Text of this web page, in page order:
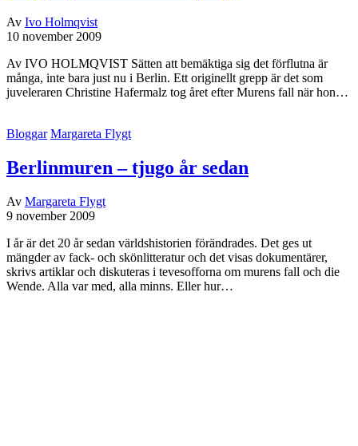
Av Ivo Holmqvist
10 november 2009
Av IVO HOLMQVIST Sätten att bemäktiga sig det förflutna är
många, inte bara just nu i Berlin. Ett originellt grepp är det som
juveleraren Christine Hafermalz tog året efter Murens fall när hon…
Bloggar Margareta Flygt
Berlinmuren – tjugo år sedan
Av Margareta Flygt
9 november 2009
I år är det 20 år sedan världshistorien förändrades. Det ges ut
mängder av fack- och skönlitteratur och det visas dokumentärer,
skrivs artiklar och diskuteras i tevesofforna om murens fall och die
Wende. Alla var med, alla minns. Eller hur…